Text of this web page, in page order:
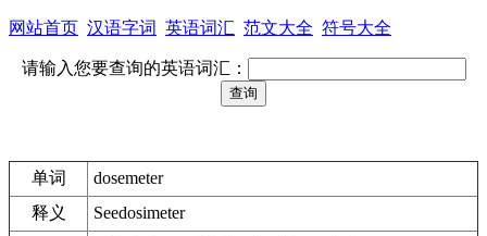
网站首页 汉语字词 英语词汇 范文大全 符号大全
请输入您要查询的英语词汇：
单词
dosemeter
释义
Seedosimeter